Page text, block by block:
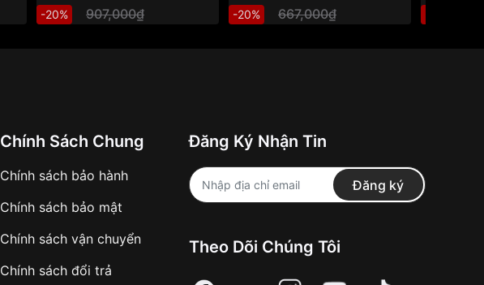
-20% 907,000₫ -20% 667,000₫
Chính Sách Chung
Chính sách bảo hành
Chính sách bảo mật
Chính sách vận chuyển
Chính sách đổi trả
Đăng Ký Nhận Tin
Đăng ký
Theo Dõi Chúng Tôi